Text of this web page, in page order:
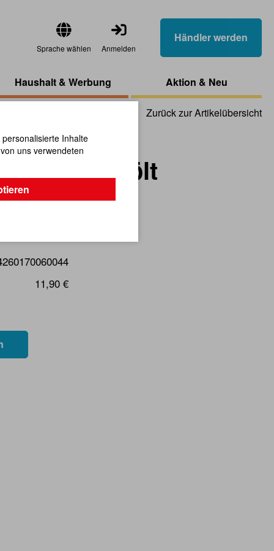
Sprache wählen Anmelden
Händler werden
Haushalt & Werbung Aktion & Neu
Zurück zur Artikelübersicht
geölt
11,90 €
Inhalte
uns verwendeten